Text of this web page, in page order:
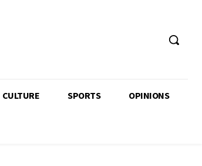
CULTURE SPORTS OPINIONS